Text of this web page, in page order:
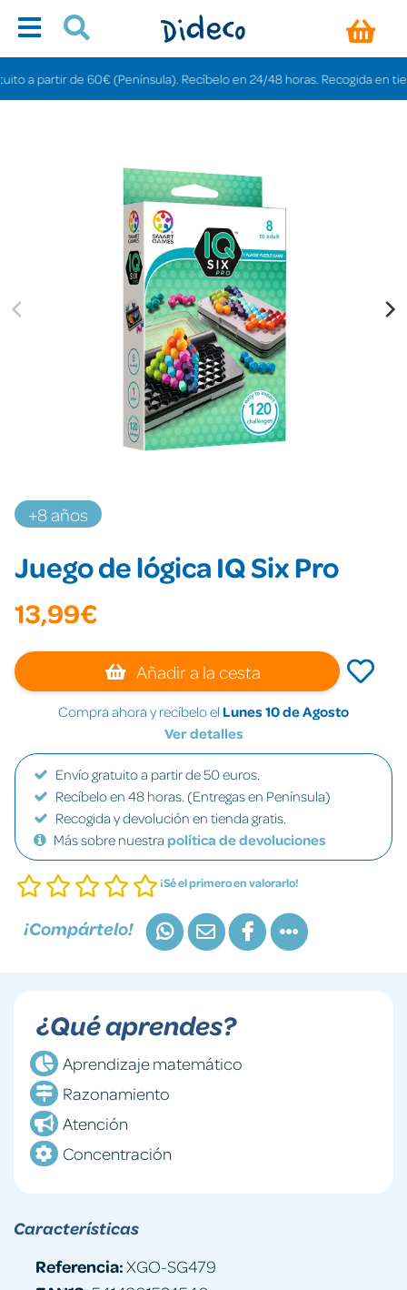
partir de 60€ (Península). Recíbelo en 24/48 horas. Recogida en
+8 años
Juego de lógica IQ Six Pro
13,99€
Añadir a la cesta
Compra ahora y recíbelo el Lunes 10 de Agosto
Ver detalles
Envío gratuito a partir de 50 euros.
Recíbelo en 48 horas. (Entregas en Península)
Recogida y devolución en tienda gratis.
Más sobre nuestra política de devoluciones
¡Sé el primero en valorarlo!
¡Compártelo!
¿Qué aprendes?
Aprendizaje matemático
Razonamiento
Atención
Concentración
Características
Referencia:XGO-SG479